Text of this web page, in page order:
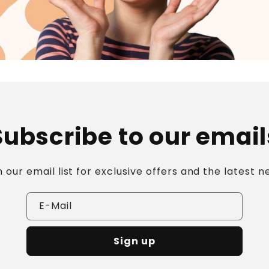
to our
our email list for exclusive offers and the latest
E-Mail
Sign up